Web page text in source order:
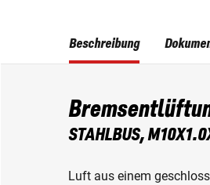
Beschreibung
STAHLBUS,
Luft aus einem